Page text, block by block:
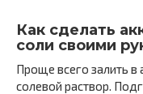
Как сделать
соли своими
Проще всего залить в
солевой раствор.